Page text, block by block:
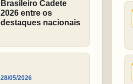
Brasileiro Cadete
2026 entre os
destaques nacionais
28/05/2026